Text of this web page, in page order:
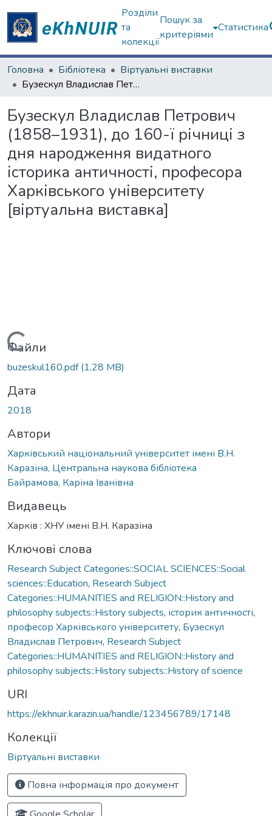
Розділи
та
колекції
Пошук за
критеріями
Статистика
Головна Бібліотека
Віртуальні виставки
Бузескул Владислав Петрович (1858–1931), до 160-ї річниці з дня народження видатного історика античності, професора Харківського університету [віртуальна виставка]
Бузескул Владислав Петрович
(1858–1931), до 160-ї річниці з
дня народження видатного
історика античності, професора
Харківського університету
[віртуальна виставка]
Вантажиться...
Файли
buzeskul160.pdf(1,28 MB)
Дата
2018
Автори
Харківський національний університет імені В.Н.
Каразіна, Центральна наукова бібліотека
Байрамова, Каріна Іванівна
Видавець
Харків : ХНУ імені В.Н. Каразіна
Ключові слова
Research Subject Categories::SOCIAL SCIENCES::Social
sciences::Education, Research Subject
Categories::HUMANITIES and RELIGION::History and
philosophy subjects::History subjects, історик античності,
професор Харківського університету, Бузескул
Владислав Петрович, Research Subject
Categories::HUMANITIES and RELIGION::History and
philosophy subjects::History subjects::History of science
URI
https://ekhnuir.karazin.ua/handle/123456789/17148
Колекції
Віртуальні виставки
Повна інформація про документ